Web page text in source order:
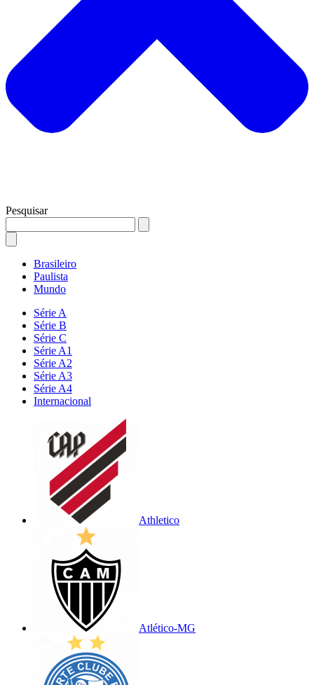
Pesquisar
Brasileiro
Paulista
Mundo
Série A
Série B
Série C
Série A1
Série A2
Série A3
Série A4
Internacional
Athletico
Atlético-MG